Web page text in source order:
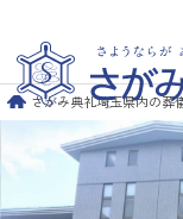
さがみ典礼埼玉県内の葬